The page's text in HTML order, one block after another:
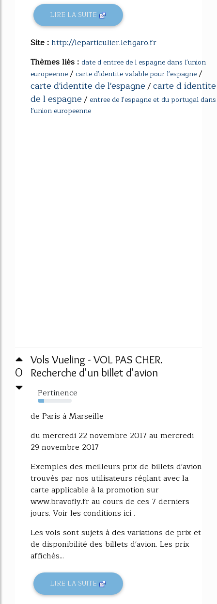
LIRE LA SUITE
Site :http://leparticulier.lefigaro.fr
Thèmes liés : date d entree de l espagne dans l'union
europeenne/ carte d'identite valable pour l'espagne/
carte d'identite de l'espagne/carte d identite
de l espagne/ entree de l'espagne et du portugal dans
l'union europeenne
0
Vols Vueling - VOL PAS CHER.
Recherche d'un billet d'avion
Pertinence
19%
de Paris à Marseille
du mercredi 22 novembre 2017 au mercredi
29 novembre 2017
Exemples des meilleurs prix de billets d'avion
trouvés par nos utilisateurs réglant avec la
carte applicable à la promotion sur
www.bravofly.fr au cours de ces 7 derniers
jours. Voir les conditions ici .
Les vols sont sujets à des variations de prix et
de disponibilité des billets d'avion. Les prix
affichés...
LIRE LA SUITE